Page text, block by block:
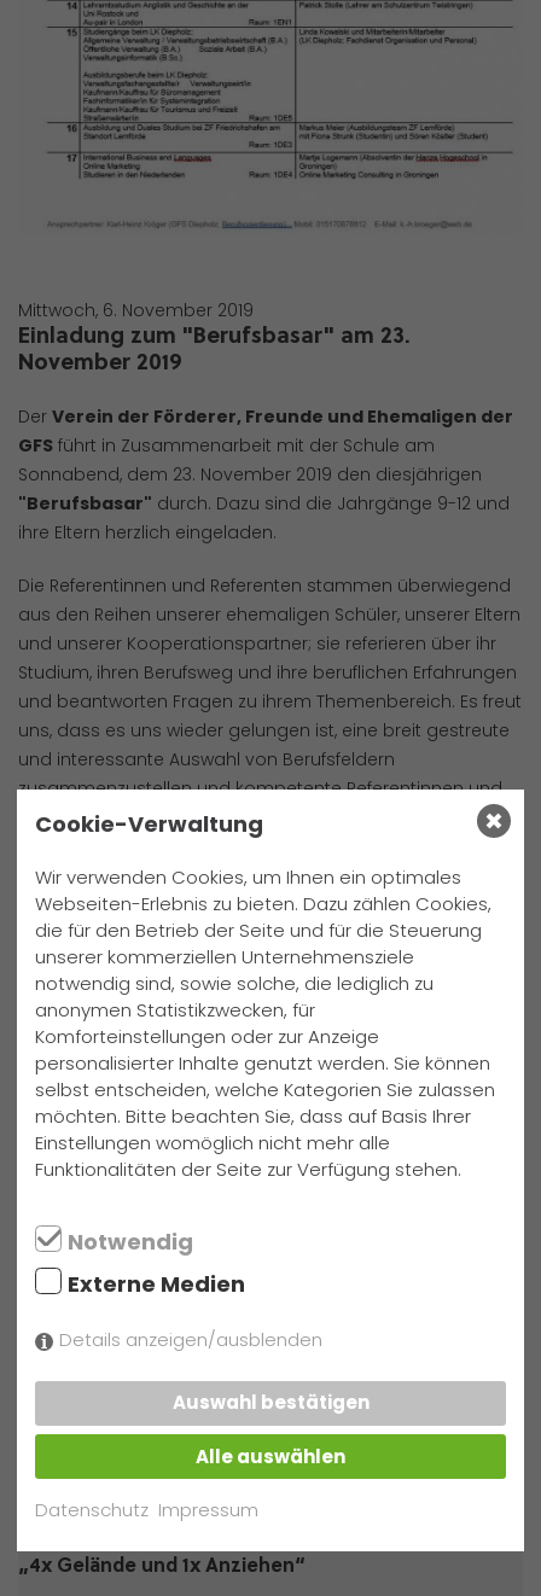
Mittwoch, 6. November 2019
Einladung zum "Berufsbasar" am 23.
November 2019
Der Verein der Förderer, Freunde und Ehemaligen der
GFS führt in Zusammenarbeit mit der Schule am
Sonnabend, dem 23. November 2019 den diesjährigen
"Berufsbasar" durch. Dazu sind die Jahrgänge 9-12 und
ihre Eltern herzlich eingeladen.
Die Referentinnen und Referenten stammen überwiegend
aus den Reihen unserer ehemaligen Schüler, unserer Eltern
und unserer Kooperationspartner; sie referieren über ihr
Studium, ihren Berufsweg und ihre beruflichen Erfahrungen
und beantworten Fragen zu ihrem Themenbereich. Es freut
uns, dass es uns wieder gelungen ist, eine breit gestreute
und interessante Auswahl von Berufsfeldern
zusammenzustellen und kompetente Referentinnen und
Referenten zu verpflichten.
Wir legen euch/Ihnen diese Veranstaltung besonders ans
Herz, auch wenn sie an einem Sonnabendmorgen
stattfindet, da hier Erfahrungen vermittelt werden können,
die Schule sonst so nicht bieten kann, und wünschen allen
einen ertragreichen Austausch.
Text: Lars Buse, Ansprechpartner für den "Berufsbasar": Karl-
Heinz Kröger
Hier die Liste der vorgestellten Berufe sowie der
weitere Neuigkeiten
Samstag, 25. Juli 2026
Die AG "Girls’ Day Akademie"
weiterlesen
„4x Gelände und 1x Anziehen“
Cookie-Verwaltung
Wir verwenden Cookies, um Ihnen ein optimales
Webseiten-Erlebnis zu bieten. Dazu zählen Cookies,
die für den Betrieb der Seite und für die Steuerung
unserer kommerziellen Unternehmensziele
notwendig sind, sowie solche, die lediglich zu
anonymen Statistikzwecken, für
Komforteinstellungen oder zur Anzeige
personalisierter Inhalte genutzt werden. Sie können
selbst entscheiden, welche Kategorien Sie zulassen
möchten. Bitte beachten Sie, dass auf Basis Ihrer
Einstellungen womöglich nicht mehr alle
Funktionalitäten der Seite zur Verfügung stehen.
Notwendig
Externe Medien
Details anzeigen/ausblenden
Auswahl bestätigen
Alle auswählen
Datenschutz Impressum